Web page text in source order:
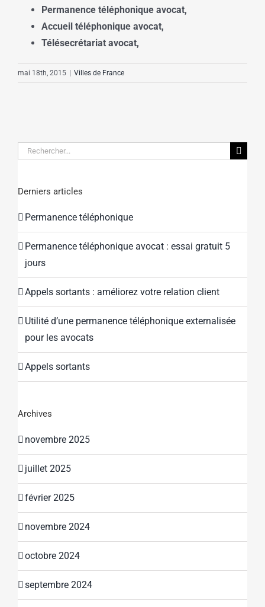
Permanence téléphonique avocat,
Accueil téléphonique avocat,
Télésecrétariat avocat,
mai 18th, 2015 | Villes de France
Rechercher:
Derniers articles
Permanence téléphonique
Permanence téléphonique avocat : essai gratuit 5
jours
Appels sortants : améliorez votre relation client
Utilité d’une permanence téléphonique externalisée
pour les avocats
Appels sortants
Archives
novembre 2025
juillet 2025
février 2025
novembre 2024
octobre 2024
septembre 2024